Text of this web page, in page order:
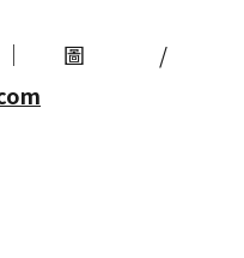
│ 圖 /